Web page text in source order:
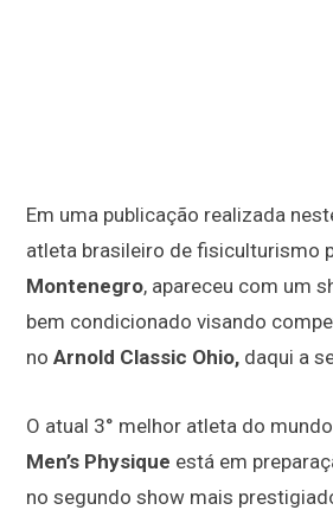
Em uma publicação realizada
atleta brasileiro de fisiculturismo
Montenegro, apareceu com um
bem condicionado visando
no Arnold Classic Ohio, daqui a
O atual 3° melhor atleta do
Men’s Physique está em
no segundo show mais